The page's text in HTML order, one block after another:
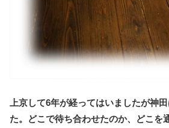
上京して6年が経ってはいましたが神
た。どこで待ち合わせたのか、どこを